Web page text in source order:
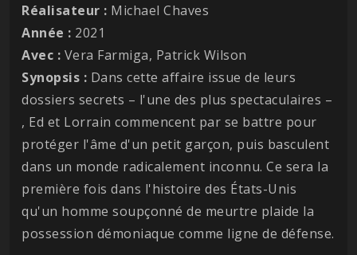
Réalisateur : Michael Chaves
Année : 2021
Avec : Vera Farmiga, Patrick Wilson
Synopsis : Dans cette affaire issue de leurs
dossiers secrets – l'une des plus spectaculaires –
, Ed et Lorrain commencent par se battre pour
protéger l'âme d'un petit garçon, puis basculent
dans un monde radicalement inconnu. Ce sera la
première fois dans l'histoire des États-Unis
qu'un homme soupçonné de meurtre plaide la
possession démoniaque comme ligne de défense.